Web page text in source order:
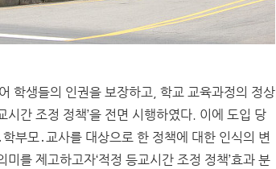
학생들의 인권을 보장하고, 학교 교육과정의 정상
간 조정 정책’을 전면 시행하였다. 이에 도입 당
부모․교사를 대상으로 한 정책에 대한 인식의 변
를 제고하고자‘적정 등교시간 조정 정책’효과 분